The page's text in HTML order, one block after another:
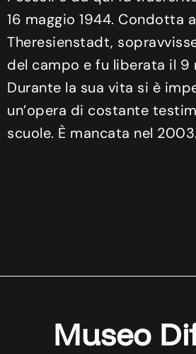
16 maggio 1944. Condotta
Theresienstadt,
del campo e fu liberata il 9
Durante la sua vita si è
un’opera di costante
scuole. È mancata nel 2003.
Museo